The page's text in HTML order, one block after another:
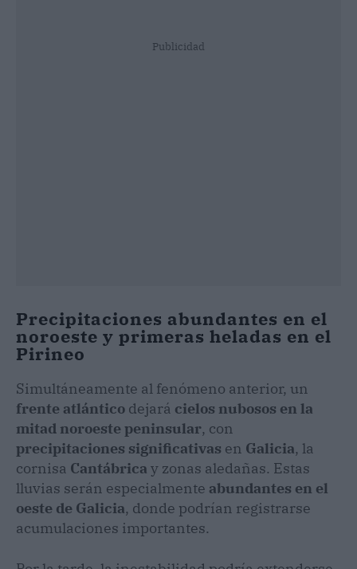
Publicidad
Precipitaciones abundantes en el
noroeste y primeras heladas en el
Pirineo
Simultáneamente al fenómeno anterior, un
frente atlántico dejará cielos nubosos en la
mitad noroeste peninsular, con
precipitaciones significativas en Galicia, la
cornisa Cantábrica y zonas aledañas. Estas
lluvias serán especialmente abundantes en el
oeste de Galicia, donde podrían registrarse
acumulaciones importantes.